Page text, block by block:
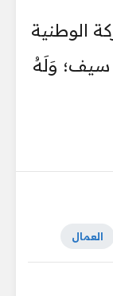
الوطنية
سيف؛ وَلَهُ
العمال